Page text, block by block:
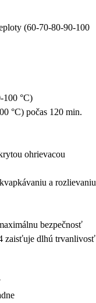
(60-70-80-90-100
100 °C)
°C) počas 120 min.
ohrievacou
a rozlievaniu
bezpečnosť
zaisťuje dlhú trvanlivosť